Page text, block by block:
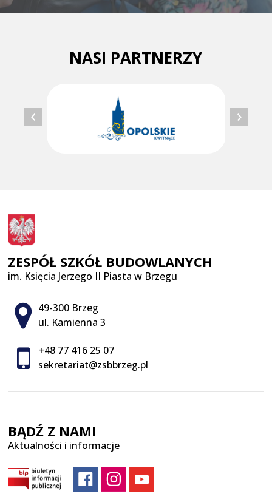
NASI PARTNERZY
ZESPÓŁ SZKÓŁ BUDOWLANYCH
im. Księcia Jerzego II Piasta w Brzegu
Adres pocztowy:
49-300 Brzeg
ul. Kamienna 3
+48 77 416 25 07
sekretariat@zsbbrzeg.pl
BĄDŹ Z NAMI
Aktualności i informacje